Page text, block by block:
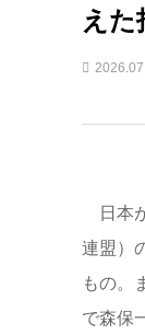
えた
日本
連盟）
もの。
で森保